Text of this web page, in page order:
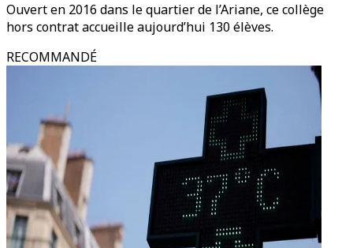
Ouvert en 2016 dans le quartier de l’Ariane, ce collège
hors contrat accueille aujourd’hui 130 élèves.
RECOMMANDÉ